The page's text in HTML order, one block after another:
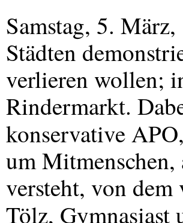
Samstag, 5.
Städten
verlieren wollen;
Rindermarkt.
konservativeAPO
um
versteht, von
Tölz,